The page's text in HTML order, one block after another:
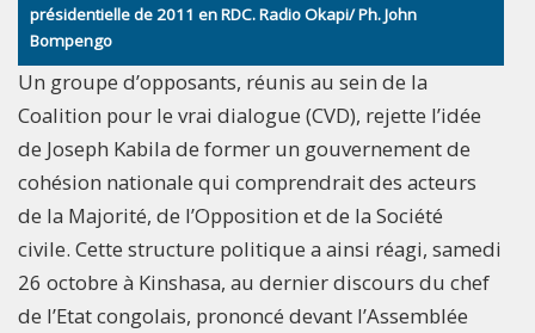
présidentielle de 2011 en RDC. Radio Okapi/ Ph. John
Bompengo
Un groupe d’opposants, réunis au sein de la
Coalition pour le vrai dialogue (CVD), rejette l’idée
de Joseph Kabila de former un gouvernement de
cohésion nationale qui comprendrait des acteurs
de la Majorité, de l’Opposition et de la Société
civile. Cette structure politique a ainsi réagi, samedi
26 octobre à Kinshasa, au dernier discours du chef
de l’Etat congolais, prononcé devant l’Assemblée